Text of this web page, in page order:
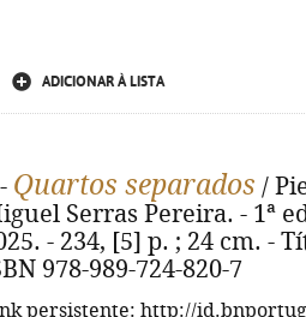
ADICIONAR À LISTA
Quartos separados /
Serras Pereira. - 1ª
- 234, [5] p. ; 24 cm. -
978-989-724-820-7
persistente: http://